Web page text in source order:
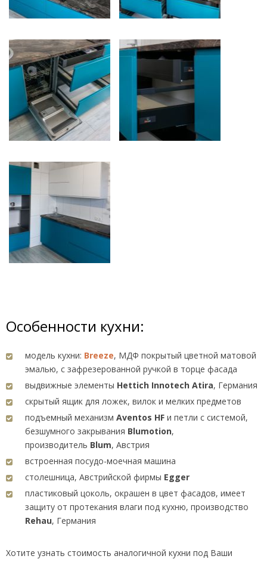
Особенности кухни:
модель кухни: Breeze, МДФ покрытый цветной матовой
эмалью, с зафрезерованной ручкой в торце фасада
выдвижные элементы Hettich Innotech Atira, Германия
скрытый ящик для ложек, вилок и мелких предметов
подъемный механизм Aventos HF и петли с системой,
безшумного закрывания Blumotion,
производитель Blum, Австрия
встроенная посудо-моечная машина
столешница, Австрийской фирмы Egger
пластиковый цоколь, окрашен в цвет фасадов, имеет
защиту от протекания влаги под кухню, производство
Rehau, Германия
Хотите узнать стоимость аналогичной кухни под Ваши